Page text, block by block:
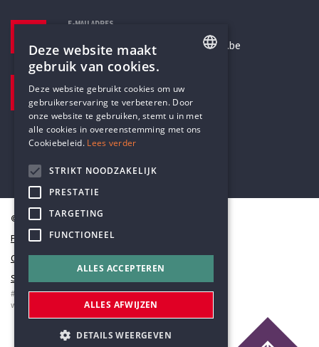
E-MAILADRES
secretariaat@humanistischverbond.be
Pottenbrug 4
Antwerpen, 2000
© Humanistisch Verbond 2026
Privacy
Cookiestatement
Sitemap
#codedwithlove byCodelines
webapplicaties
mobiele apps&maatwerk websites
DUTCH
Deze website maakt
gebruik van cookies.
Deze website gebruikt cookies om uw
gebruikerservaring te verbeteren. Door
onze website te gebruiken, stemt u in met
alle cookies in overeenstemming met ons
Cookiebeleid. Lees verder
STRIKT NOODZAKELIJK
PRESTATIE
TARGETING
FUNCTIONEEL
ALLES ACCEPTEREN
ALLES AFWIJZEN
DETAILS WEERGEVEN